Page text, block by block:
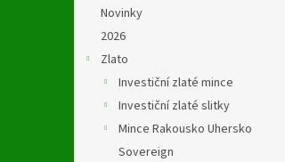
Novinky
2026
Zlato
Investiční zlaté mince
Investiční zlaté slitky
Mince Rakousko Uhersko
Sovereign